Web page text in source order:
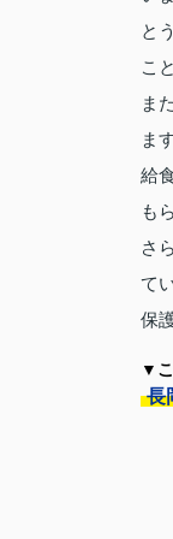
と
こ
ま
ま
給
も
さ
て
保
▼
長